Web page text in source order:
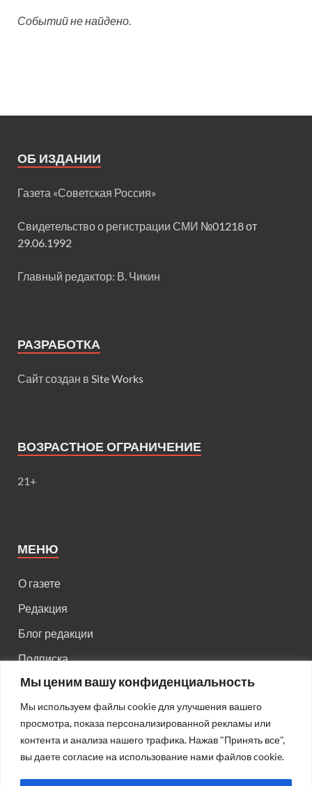
Мы ценим вашу конфиденциальность
Мы используем файлы cookie для улучшения вашего
просмотра, показа персонализированной рекламы или
контента и анализа нашего трафика. Нажав "Принять все",
вы даете согласие на использование нами файлов cookie.
Событий не найдено.
ОБ ИЗДАНИИ
Газета «Советская Россия»
Свидетельство о регистрации СМИ №01218 от
29.06.1992
Главный редактор: В. Чикин
РАЗРАБОТКА
Сайт создан в Site Works
ВОЗРАСТНОЕ ОГРАНИЧЕНИЕ
21+
МЕНЮ
О газете
Редакция
Блог редакции
Подписка
Правила поведения на сайте
Реклама
Старый сайт
Старый HTML сайт